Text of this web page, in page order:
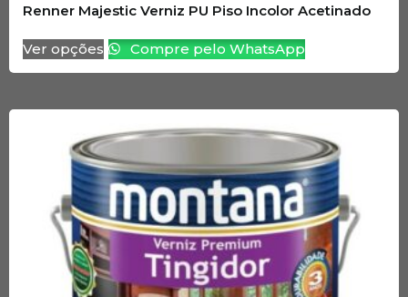
Renner Majestic Verniz PU Piso Incolor Acetinado
Ver opções Compre pelo WhatsApp